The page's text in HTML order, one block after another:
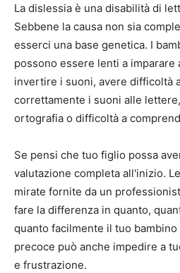
La dislessia è una disabilità di
Sebbene la causa non sia
esserci una base genetica. I
possono essere lenti a imparare
invertire i suoni, avere difficoltà
correttamente i suoni alle
ortografia o difficoltà a
Se pensi che tuo figlio possa
valutazione completa all'inizio.
mirate fornite da un
fare la differenza in quanto,
quanto facilmente il tuo
precoce può anche impedire a
e frustrazione.